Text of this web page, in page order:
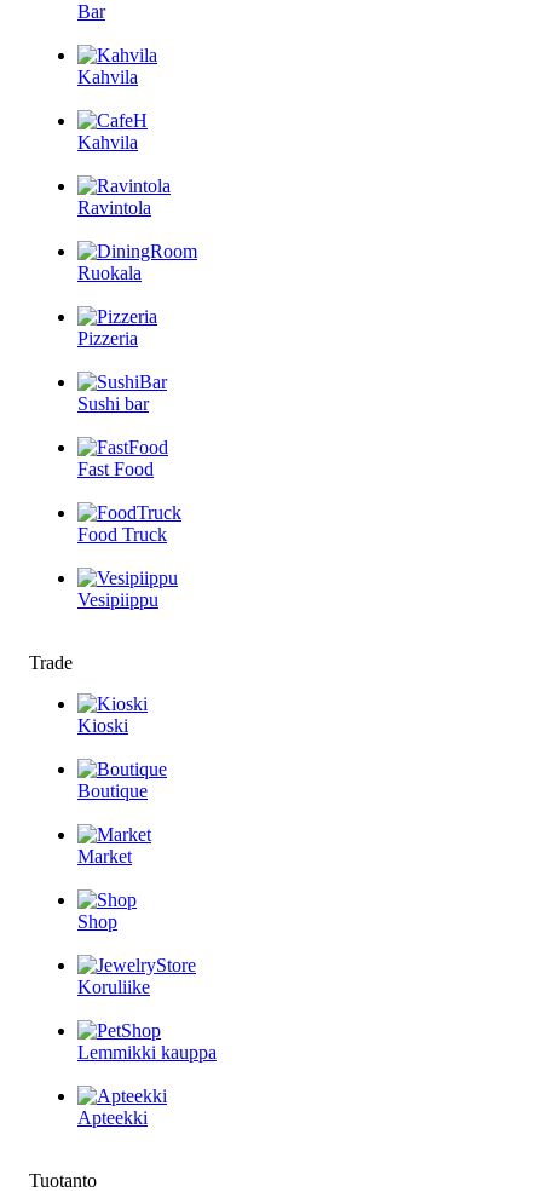
Bar
Kahvila
Kahvila
Ravintola
Ruokala
Pizzeria
Sushi bar
Fast Food
Food Truck
Vesipiippu
Trade
Kioski
Boutique
Market
Shop
Koruliike
Lemmikki kauppa
Apteekki
Tuotanto